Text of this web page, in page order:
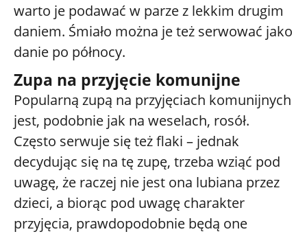
warto je podawać w parze z lekkim drugim
daniem. Śmiało można je też serwować jako
danie po północy.
Zupa na przyjęcie komunijne
Popularną zupą na przyjęciach komunijnych
jest, podobnie jak na weselach, rosół.
Często serwuje się też flaki – jednak
decydując się na tę zupę, trzeba wziąć pod
uwagę, że raczej nie jest ona lubiana przez
dzieci, a biorąc pod uwagę charakter
przyjęcia, prawdopodobnie będą one